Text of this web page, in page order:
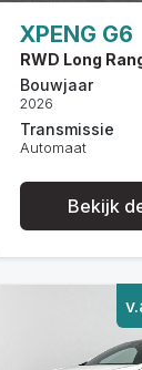
XPENG G6
RWD Long
Bouwjaar
2026
Transmissie
Automaat
Bekijk